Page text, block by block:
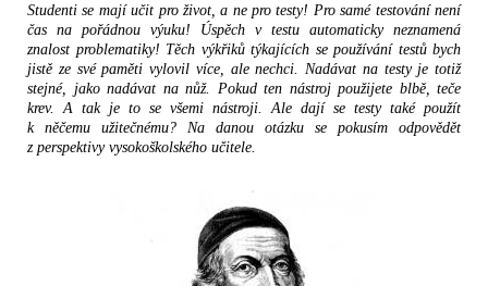
Studenti se mají učit pro život, a ne pro testy! Pro samé testování není
čas na pořádnou výuku! Úspěch v testu automaticky neznamená
znalost problematiky! Těch výkřiků týkajících se používání testů bych
jistě ze své paměti vylovil více, ale nechci. Nadávat na testy je totiž
stejné, jako nadávat na nůž. Pokud ten nástroj použijete blbě, teče
krev. A tak je to se všemi nástroji. Ale dají se testy také použít
k něčemu užitečnému? Na danou otázku se pokusím odpovědět
z perspektivy vysokoškolského učitele.